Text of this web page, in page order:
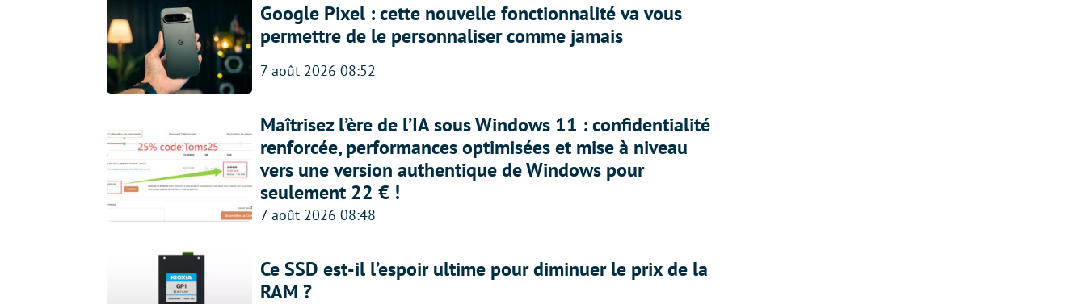
Google Pixel : cette nouvelle fonctionnalité va vous
permettre de le personnaliser comme jamais
7 août 2026 08:52
Maîtrisez l’ère de l’IA sous Windows 11 : confidentialité
renforcée, performances optimisées et mise à niveau
vers une version authentique de Windows pour
seulement 22 € !
7 août 2026 08:48
Ce SSD est-il l’espoir ultime pour diminuer le prix de la
RAM ?